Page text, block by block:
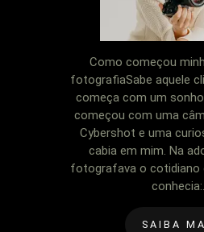
Como começou
fotografiaSabe aquele
começa com um
começou com uma
Cybershot e uma
cabia em mim. Na
fotografava o cotidiano
SAIBA